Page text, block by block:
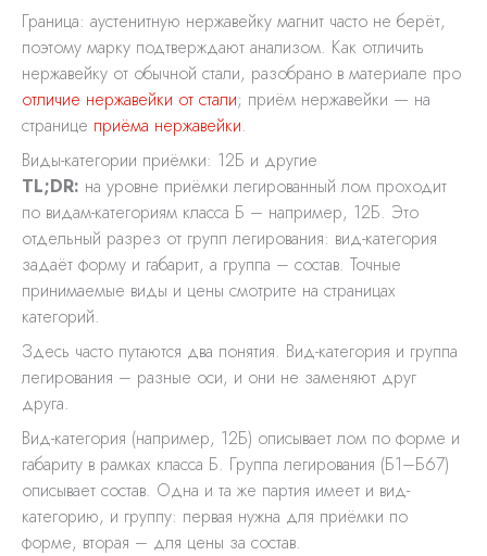
Граница: аустенитную нержавейку магнит часто не берёт,
поэтому марку подтверждают анализом. Как отличить
нержавейку от обычной стали, разобрано в материале про
отличие нержавейки от стали; приём нержавейки — на
странице приёма нержавейки.
Виды-категории приёмки: 12Б и другие
TL;DR: на уровне приёмки легированный лом проходит
по видам-категориям класса Б – например, 12Б. Это
отдельный разрез от групп легирования: вид-категория
задаёт форму и габарит, а группа – состав. Точные
принимаемые виды и цены смотрите на страницах
категорий.
Здесь часто путаются два понятия. Вид-категория и группа
легирования – разные оси, и они не заменяют друг
друга.
Вид-категория (например, 12Б) описывает лом по форме и
габариту в рамках класса Б. Группа легирования (Б1–Б67)
описывает состав. Одна и та же партия имеет и вид-
категорию, и группу: первая нужна для приёмки по
форме, вторая – для цены за состав.